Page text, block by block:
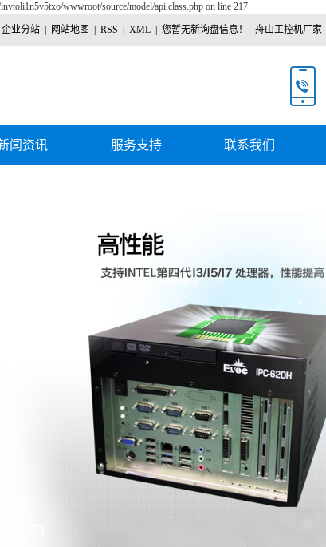
wwwroot/source/model/api.class.php on line 217
企业分站 网站地图 RSS XML 您暂无新询盘信息！ 舟山工控机厂家
闻资讯 服务支持 联系我们